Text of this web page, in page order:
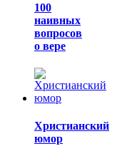
100
наивных
вопросов
о вере
Христианский
юмор